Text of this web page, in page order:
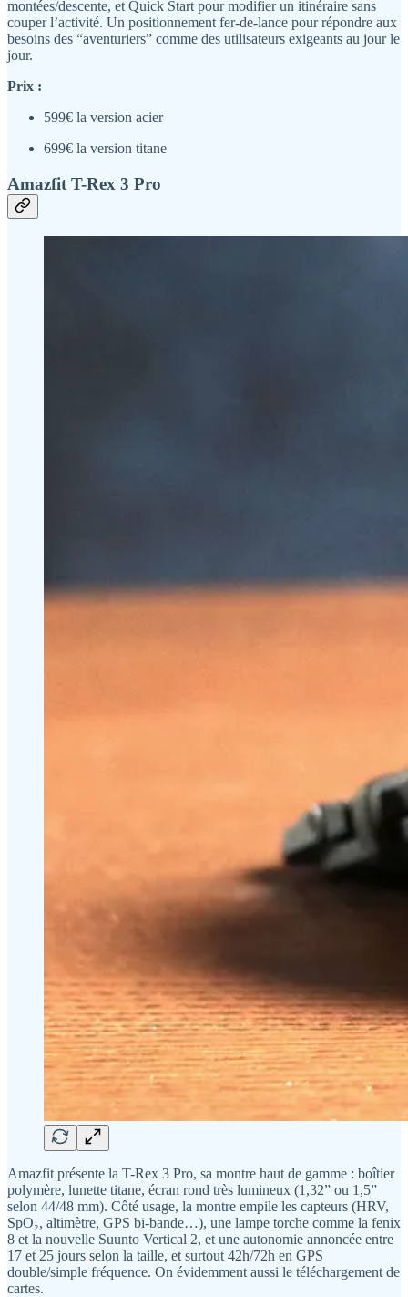
montées/descente, et Quick Start pour modifier un itinéraire sans
couper l’activité. Un positionnement fer-de-lance pour répondre aux
besoins des “aventuriers” comme des utilisateurs exigeants au jour le
jour.
Prix :
599€ la version acier
699€ la version titane
Amazfit T-Rex 3 Pro
Amazfit présente la T-Rex 3 Pro, sa montre haut de gamme : boîtier
polymère, lunette titane, écran rond très lumineux (1,32” ou 1,5”
selon 44/48 mm). Côté usage, la montre empile les capteurs (HRV,
SpO₂, altimètre, GPS bi-bande…), une lampe torche comme la fenix
8 et la nouvelle Suunto Vertical 2, et une autonomie annoncée entre
17 et 25 jours selon la taille, et surtout 42h/72h en GPS
double/simple fréquence. On évidemment aussi le téléchargement de
cartes.